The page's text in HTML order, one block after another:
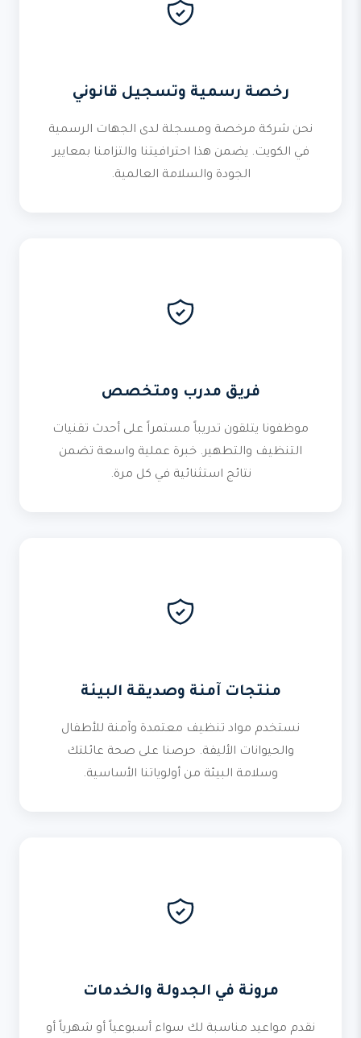
رخصة رسمية وتسجيل قانوني
نحن شركة مرخصة ومسجلة لدى الجهات الرسمية
في الكويت. يضمن هذا احترافيتنا والتزامنا بمعايير
الجودة والسلامة العالمية.
فريق مدرب ومتخصص
موظفونا يتلقون تدريباً مستمراً على أحدث تقنيات
التنظيف والتطهير. خبرة عملية واسعة تضمن
نتائج استثنائية في كل مرة.
منتجات آمنة وصديقة البيئة
نستخدم مواد تنظيف معتمدة وآمنة للأطفال
والحيوانات الأليفة. حرصنا على صحة عائلتك
وسلامة البيئة من أولوياتنا الأساسية.
مرونة في الجدولة والخدمات
نقدم مواعيد مناسبة لك سواء أسبوعياً أو شهرياً أو